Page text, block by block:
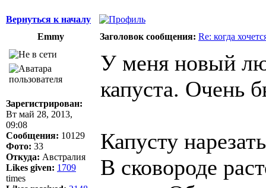
Вернуться к началу
Emmy
Заголовок сообщения: Re: когда
Зарегистрирован:
Вт май 28, 2013,
09:08
Сообщения: 10129
Фото: 33
Откуда: Австралия
Likes given: 1709
times
У меня новый
капуста. Очень
Капусту
В сковороде